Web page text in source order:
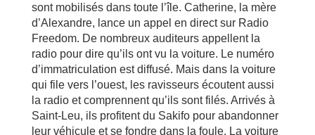
sont mobilisés dans toute l’île. Catherine, la mère
d’Alexandre, lance un appel en direct sur Radio
Freedom. De nombreux auditeurs appellent la
radio pour dire qu’ils ont vu la voiture. Le numéro
d’immatriculation est diffusé. Mais dans la voiture
qui file vers l’ouest, les ravisseurs écoutent aussi
la radio et comprennent qu’ils sont filés. Arrivés à
Saint-Leu, ils profitent du Sakifo pour abandonner
leur véhicule et se fondre dans la foule. La voiture